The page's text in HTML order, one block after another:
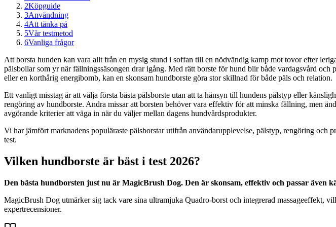
2Köpguide
3Användning
4Att tänka på
5Vår testmetod
6Vanliga frågor
Att borsta hunden kan vara allt från en mysig stund i soffan till en nödvändig kamp mot tovor efter
pälsbollar som yr när fällningssäsongen drar igång. Med rätt borste för hund blir både vardagsvård
eller en korthårig energibomb, kan en skonsam hundborste göra stor skillnad för både päls och relation.
Ett vanligt misstag är att välja första bästa pälsborste utan att ta hänsyn till hundens pälstyp eller
rengöring av hundborste. Andra missar att borsten behöver vara effektiv för att minska fällning, men
avgörande kriterier att väga in när du väljer mellan dagens hundvårdsprodukter.
Vi har jämfört marknadens populäraste pälsborstar utifrån användarupplevelse, pälstyp, rengöring
test.
Vilken hundborste är bäst i test 2026?
Den bästa hundborsten just nu är MagicBrush Dog. Den är skonsam, effektiv och passar även
MagicBrush Dog utmärker sig tack vare sina ultramjuka Quadro-borst och integrerad massageeffekt,
expertrecensioner.